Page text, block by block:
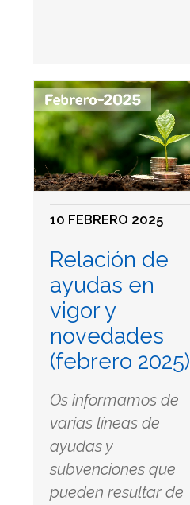
10 FEBRERO 2025
Relación de
ayudas en
vigor y
novedades
(febrero 2025)
Os informamos de
varias líneas de
ayudas y
subvenciones que
pueden resultar de